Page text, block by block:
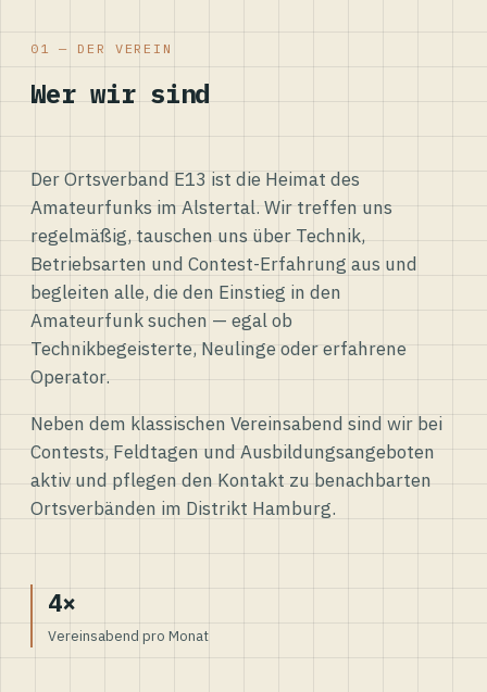
01 — DER VEREIN
Wer wir sind
Der Ortsverband E13 ist die Heimat des
Amateurfunks im Alstertal. Wir treffen uns
regelmäßig, tauschen uns über Technik,
Betriebsarten und Contest-Erfahrung aus und
begleiten alle, die den Einstieg in den
Amateurfunk suchen — egal ob
Technikbegeisterte, Neulinge oder erfahrene
Operator.
Neben dem klassischen Vereinsabend sind wir bei
Contests, Feldtagen und Ausbildungsangeboten
aktiv und pflegen den Kontakt zu benachbarten
Ortsverbänden im Distrikt Hamburg.
4×
Vereinsabend pro Monat